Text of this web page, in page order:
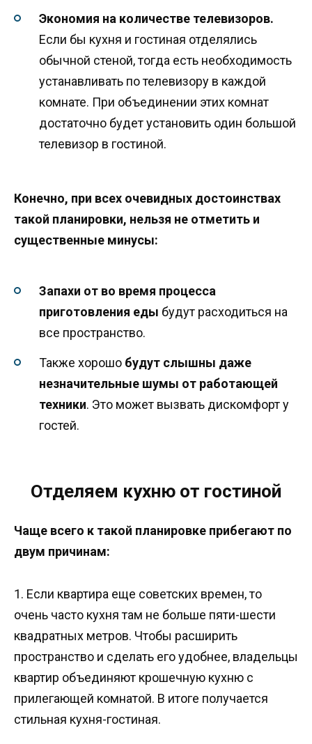
Экономия на количестве телевизоров.
Если бы кухня и гостиная отделялись
обычной стеной, тогда есть необходимость
устанавливать по телевизору в каждой
комнате. При объединении этих комнат
достаточно будет установить один большой
телевизор в гостиной.
Конечно, при всех очевидных достоинствах
такой планировки, нельзя не отметить и
существенные минусы:
Запахи от во время процесса
приготовления еды будут расходиться на
все пространство.
Также хорошо будут слышны даже
незначительные шумы от работающей
техники. Это может вызвать дискомфорт у
гостей.
Отделяем кухню от гостиной
Чаще всего к такой планировке прибегают по
двум причинам:
1. Если квартира еще советских времен, то
очень часто кухня там не больше пяти-шести
квадратных метров. Чтобы расширить
пространство и сделать его удобнее, владельцы
квартир объединяют крошечную кухню с
прилегающей комнатой. В итоге получается
стильная кухня-гостиная.